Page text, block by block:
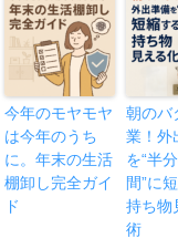
今年のモヤモヤ
は今年のうち
に。年末の生活
棚卸し完全ガイ
ド
朝のバ
業！外
を“半
間”に
持ち物
術